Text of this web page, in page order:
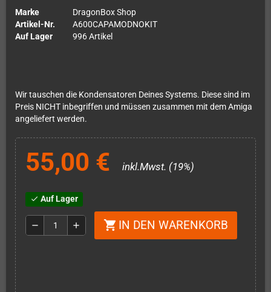
Marke
DragonBox Shop
Artikel-Nr.
A600CAPAMODNOKIT
Auf Lager
996 Artikel
Wir tauschen die Kondensatoren Deines Systems. Diese sind im
Preis NICHT inbegriffen und müssen zusammen mit dem Amiga
angeliefert werden.
55,00 € inkl.Mwst. (19%)
check Auf Lager
remove add shopping_cart IN DEN WARENKORB